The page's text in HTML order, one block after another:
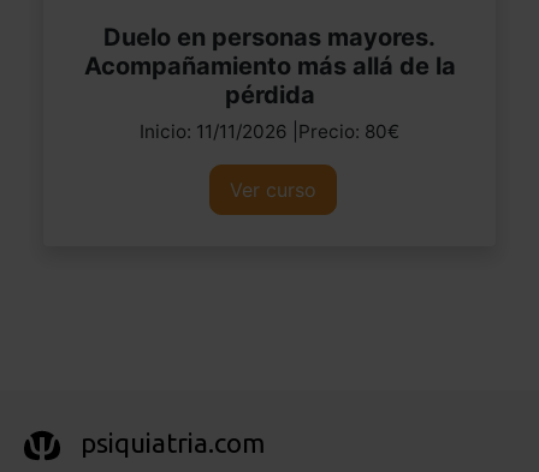
Duelo en personas mayores.
Acompañamiento más allá de la
pérdida
Inicio: 11/11/2026 |Precio: 80€
Ver curso
psiquiatria.com